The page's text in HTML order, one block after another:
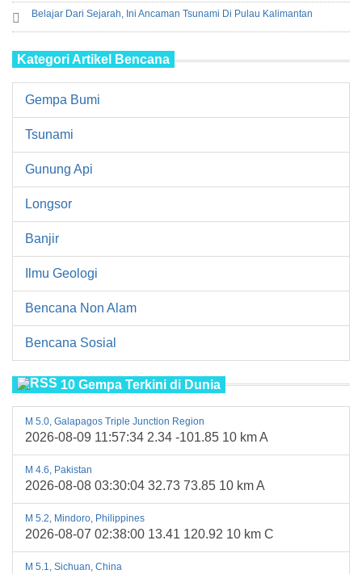
Belajar Dari Sejarah, Ini Ancaman Tsunami Di Pulau Kalimantan
Kategori Artikel Bencana
Gempa Bumi
Tsunami
Gunung Api
Longsor
Banjir
Ilmu Geologi
Bencana Non Alam
Bencana Sosial
10 Gempa Terkini di Dunia
M 5.0, Galapagos Triple Junction Region
2026-08-09 11:57:34 2.34 -101.85 10 km A
M 4.6, Pakistan
2026-08-08 03:30:04 32.73 73.85 10 km A
M 5.2, Mindoro, Philippines
2026-08-07 02:38:00 13.41 120.92 10 km C
M 5.1, Sichuan, China